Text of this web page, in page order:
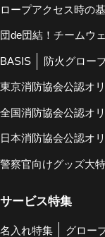
ロープアクセス時の
団de団結！チームウ
BASIS 防火グロー
東京消防協会公認オ
全国消防協会公認オ
日本消防協会公認オ
警察官向けグッズ大
サービス特集
名入れ特集 グロー